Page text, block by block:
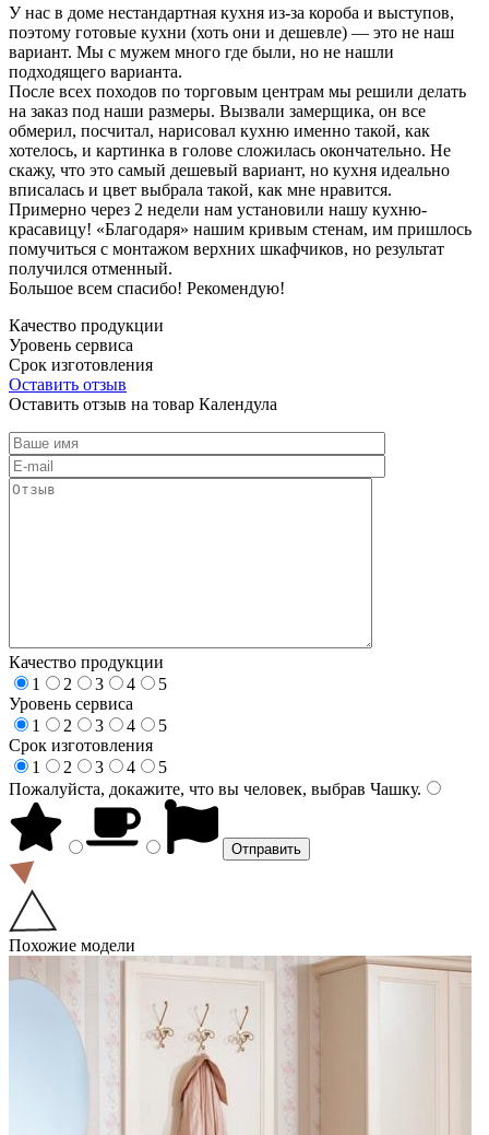
У нас в доме нестандартная кухня из-за короба и выступов,
поэтому готовые кухни (хоть они и дешевле) — это не наш
вариант. Мы с мужем много где были, но не нашли
подходящего варианта.
После всех походов по торговым центрам мы решили делать
на заказ под наши размеры. Вызвали замерщика, он все
обмерил, посчитал, нарисовал кухню именно такой, как
хотелось, и картинка в голове сложилась окончательно. Не
скажу, что это самый дешевый вариант, но кухня идеально
вписалась и цвет выбрала такой, как мне нравится.
Примерно через 2 недели нам установили нашу кухню-
красавицу! «Благодаря» нашим кривым стенам, им пришлось
помучиться с монтажом верхних шкафчиков, но результат
получился отменный.
Большое всем спасибо! Рекомендую!
Качество продукции
Уровень сервиса
Срок изготовления
Оставить отзыв
Оставить отзыв на товар Календула
Качество продукции
1
2 3 4
5
Уровень сервиса
1
2 3 4
5
Срок изготовления
1
2 3 4
5
Пожалуйста, докажите, что вы человек, выбрав Чашку.
Похожие модели